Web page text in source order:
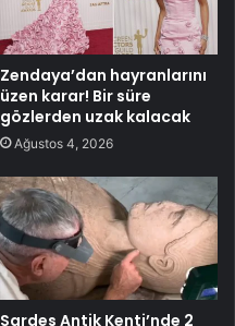
Zendaya’dan hayranlarını
üzen karar! Bir süre
gözlerden uzak kalacak
Ağustos 4, 2026
Sardes Antik Kenti’nde 2